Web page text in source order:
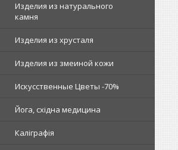
Изделия из натурального
камня
Изделия из хрусталя
Изделия из змеиной кожи
Искусственные Цветы -70%
Йога, східна медицина
Каліграфія